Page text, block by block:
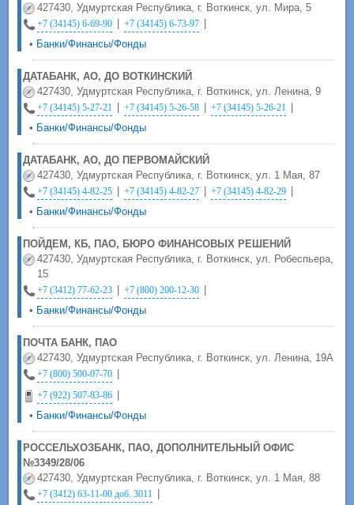
427430, Удмуртская Республика, г. Воткинск, ул. Мира, 5
+7 (34145) 6-69-90 | +7 (34145) 6-73-97 |
• Банки/Финансы/Фонды
ДАТАБАНК, АО, ДО ВОТКИНСКИЙ
427430, Удмуртская Республика, г. Воткинск, ул. Ленина, 9
+7 (34145) 5-27-21 | +7 (34145) 5-26-58 | +7 (34145) 5-26-21
|
• Банки/Финансы/Фонды
ДАТАБАНК, АО, ДО ПЕРВОМАЙСКИЙ
427430, Удмуртская Республика, г. Воткинск, ул. 1 Мая, 87
+7 (34145) 4-82-25 | +7 (34145) 4-82-27 | +7 (34145) 4-82-29 |
• Банки/Финансы/Фонды
ПОЙДЕМ, КБ, ПАО, БЮРО ФИНАНСОВЫХ РЕШЕНИЙ
427430, Удмуртская Республика, г. Воткинск, ул. Робеспьера,
15
+7 (3412) 77-62-23 | +7 (800) 200-12-30 |
• Банки/Финансы/Фонды
ПОЧТА БАНК, ПАО
427430, Удмуртская Республика, г. Воткинск, ул. Ленина, 19А
+7 (800) 500-07-70 |
+7 (922) 507-83-86 |
• Банки/Финансы/Фонды
РОССЕЛЬХОЗБАНК, ПАО, ДОПОЛНИТЕЛЬНЫЙ ОФИС
№3349/28/06
427430, Удмуртская Республика, г. Воткинск, ул. 1 Мая, 88
+7 (3412) 63-11-00 доб. 3011
|